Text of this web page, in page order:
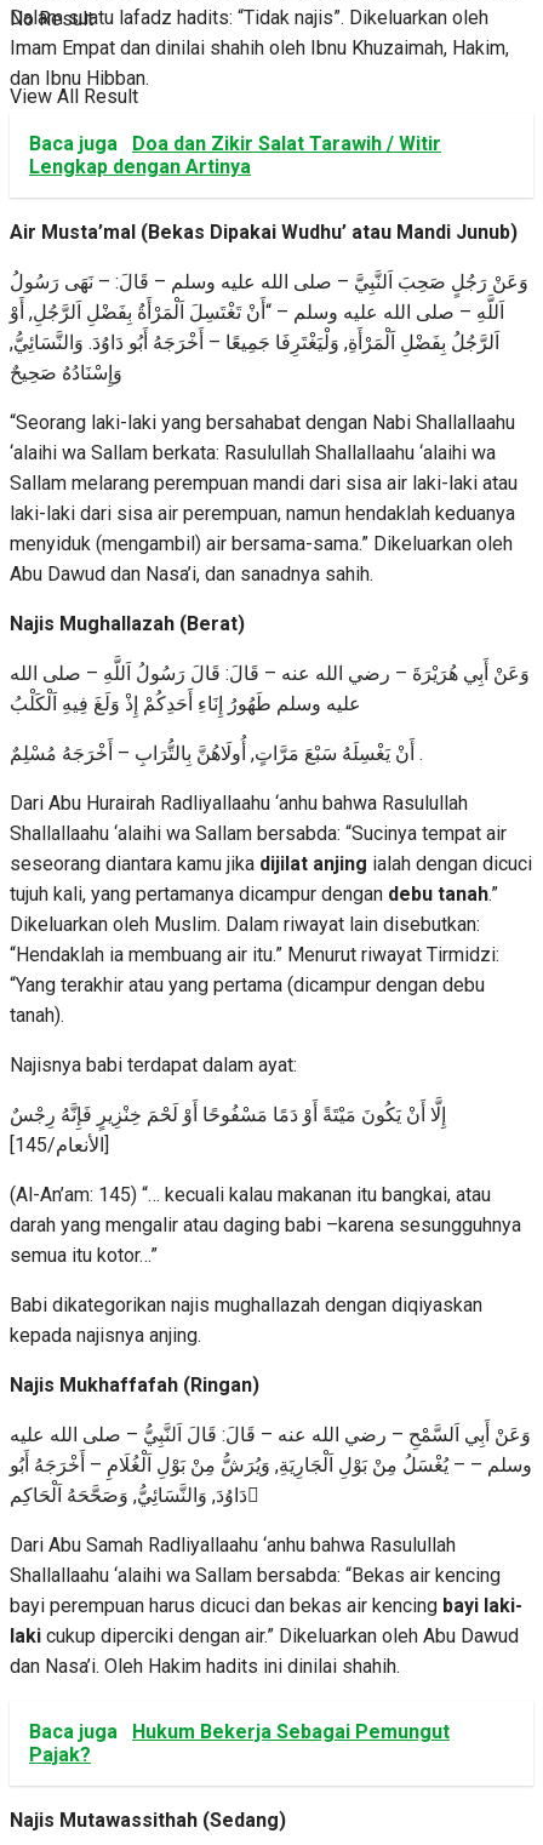
No Result
View All Result
Dalam suatu lafadz hadits: “Tidak najis”. Dikeluarkan oleh
Imam Empat dan dinilai shahih oleh Ibnu Khuzaimah, Hakim,
dan Ibnu Hibban.
Baca juga
Doa dan Zikir Salat Tarawih / Witir
Lengkap dengan Artinya
Air Musta’mal (Bekas Dipakai Wudhu’ atau Mandi Junub)
وَعَنْ رَجُلٍ صَحِبَ اَلنَّبِيَّ – صلى الله عليه وسلم – قَالَ: – نَهَى رَسُولُ
اَللَّهِ – صلى الله عليه وسلم – “أَنْ تَغْتَسِلَ اَلْمَرْأَةُ بِفَضْلِ اَلرَّجُلِ, أَوْ
اَلرَّجُلُ بِفَضْلِ اَلْمَرْأَةِ, وَلْيَغْتَرِفَا جَمِيعًا – أَخْرَجَهُ أَبُو دَاوُدَ. وَالنَّسَائِيُّ,
وَإِسْنَادُهُ صَحِيحٌ
“Seorang laki-laki yang bersahabat dengan Nabi Shallallaahu
‘alaihi wa Sallam berkata: Rasulullah Shallallaahu ‘alaihi wa
Sallam melarang perempuan mandi dari sisa air laki-laki atau
laki-laki dari sisa air perempuan, namun hendaklah keduanya
menyiduk (mengambil) air bersama-sama.” Dikeluarkan oleh
Abu Dawud dan Nasa’i, dan sanadnya sahih.
Najis Mughallazah (Berat)
وَعَنْ أَبِي هُرَيْرَةَ – رضي الله عنه – قَالَ: قَالَ رَسُولُ اَللَّهِ – صلى الله
عليه وسلم طَهُورُ إِنَاءِ أَحَدِكُمْ إِذْ وَلَغَ فِيهِ اَلْكَلْبُ
أَنْ يَغْسِلَهُ سَبْعَ مَرَّاتٍ, أُولَاهُنَّ بِالتُّرَابِ – أَخْرَجَهُ مُسْلِمٌ .
Dari Abu Hurairah Radliyallaahu ‘anhu bahwa Rasulullah
Shallallaahu ‘alaihi wa Sallam bersabda: “Sucinya tempat air
seseorang diantara kamu jika dijilat anjing ialah dengan dicuci
tujuh kali, yang pertamanya dicampur dengan debu tanah.”
Dikeluarkan oleh Muslim. Dalam riwayat lain disebutkan:
“Hendaklah ia membuang air itu.” Menurut riwayat Tirmidzi:
“Yang terakhir atau yang pertama (dicampur dengan debu
tanah).
Najisnya babi terdapat dalam ayat:
إِلَّا أَنْ يَكُونَ مَيْتَةً أَوْ دَمًا مَسْفُوحًا أَوْ لَحْمَ خِنْزِيرٍ فَإِنَّهُ رِجْسٌ
[الأنعام/145]
(Al-An’am: 145) “… kecuali kalau makanan itu bangkai, atau
darah yang mengalir atau daging babi –karena sesungguhnya
semua itu kotor…”
Babi dikategorikan najis mughallazah dengan diqiyaskan
kepada najisnya anjing.
Najis Mukhaffafah (Ringan)
وَعَنْ أَبِي اَلسَّمْحِ – رضي الله عنه – قَالَ: قَالَ اَلنَّبِيُّ – صلى الله عليه
وسلم – – يُغْسَلُ مِنْ بَوْلِ اَلْجَارِيَةِ, وَيُرَشُّ مِنْ بَوْلِ اَلْغُلَامِ – أَخْرَجَهُ أَبُو
دَاوُدَ, وَالنَّسَائِيُّ, وَصَحَّحَهُ اَلْحَاكِم ُ
Dari Abu Samah Radliyallaahu ‘anhu bahwa Rasulullah
Shallallaahu ‘alaihi wa Sallam bersabda: “Bekas air kencing
bayi perempuan harus dicuci dan bekas air kencing bayi laki-
laki cukup diperciki dengan air.” Dikeluarkan oleh Abu Dawud
dan Nasa’i. Oleh Hakim hadits ini dinilai shahih.
Baca juga
Hukum Bekerja Sebagai Pemungut
Pajak?
Najis Mutawassithah (Sedang)